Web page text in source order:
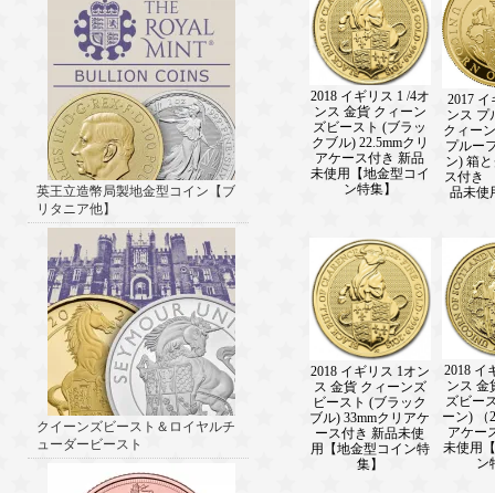
英王立造幣局製地金型コイン【ブ
リタニア他】
クイーンズビースト＆ロイヤルチ
ューダービースト
2018 イギリス 1 /4オ
ンス 金貨 クィーン
ズビースト (ブラッ
クブル) 22.5mmクリ
アケース付き 新品
未使用【地金型コイ
ン特集】
2017
ンス プ
クィー
プルー
ン) 箱
ス付き
品未使
2018 イギリス 1オン
ス 金貨 クィーンズ
ビースト (ブラック
ブル) 33mmクリアケ
ース付き 新品未使
用【地金型コイン特
集】
2018 イ
ンス 金
ズビー
ーン) （
アケー
未使用
ン